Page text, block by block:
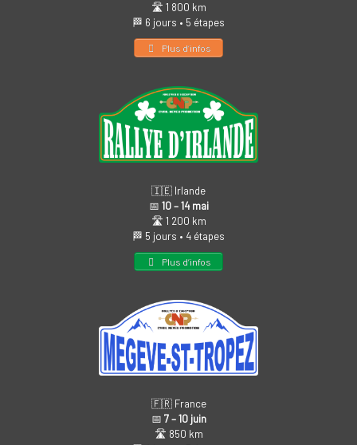
🛣️ 1 800 km
🏁 6 jours • 5 étapes
Plus d’infos
🇮🇪 Irlande
📅 10 – 14 mai
🛣️ 1 200 km
🏁 5 jours • 4 étapes
Plus d’infos
🇫🇷 France
📅 7 – 10 juin
🛣️ 850 km